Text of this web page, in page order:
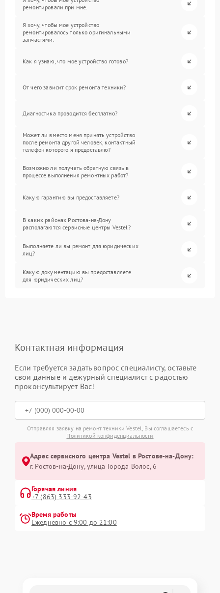
ремонтировали при мне.
Я хочу, чтобы мое устройство
ремонтировалось только оригинальными
запчастями.
Как я узнаю, что мое устройство готово?
От чего зависит срок ремонта техники?
Диагностика проводится бесплатно?
Может ли вместо меня принять устройство
после ремонта другой человек, контактный
телефон которого я предоставлю?
Возможно ли получать обратную связь в
процессе выполнения ремонтных работ?
Какую гарантию вы предоставляете?
В каких районах Ростова-на-Дону
располагаются сервисные центры Vestel?
Выполняете ли вы ремонт для юридических
лиц?
Какую документацию вы предоставляете
для юридических лиц?
Контактная информация
Если требуется задать вопрос специалисту, оставьте
свои данные и дежурный специалист с радостью
проконсультирует Вас!
Отправляя заявку на ремонт техники Vestel, Вы соглашаетесь с
Политикой конфиденциальности
Адрес сервисного центра Vestel в Ростове-на-Дону:
г. Ростов-на-Дону, улица Города Волос, 6
Горячая линия
+7 (863) 333-92-43
Время работы
Ежедневно с 9:00 до 21:00